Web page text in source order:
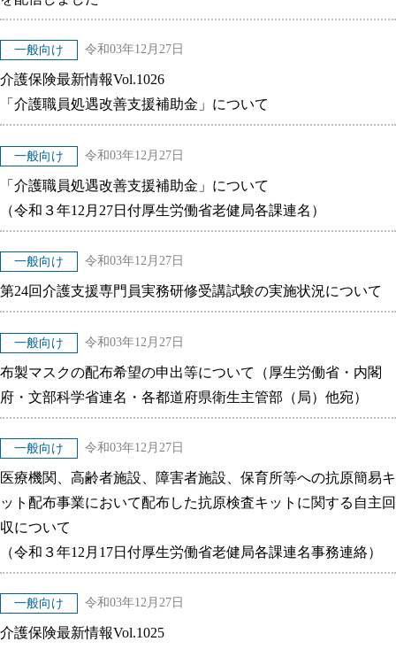
一般向け 令和03年12月27日
介護保険最新情報Vol.1026
「介護職員処遇改善支援補助金」について
一般向け 令和03年12月27日
「介護職員処遇改善支援補助金」について
（令和３年12月27日付厚生労働省老健局各課連名）
一般向け 令和03年12月27日
第24回介護支援専門員実務研修受講試験の実施状況について
一般向け 令和03年12月27日
布製マスクの配布希望の申出等について（厚生労働省・内閣
府・文部科学省連名・各都道府県衛生主管部（局）他宛）
一般向け 令和03年12月27日
医療機関、高齢者施設、障害者施設、保育所等への抗原簡易キ
ット配布事業において配布した抗原検査キットに関する自主回
収について
（令和３年12月17日付厚生労働省老健局各課連名事務連絡）
一般向け 令和03年12月27日
介護保険最新情報Vol.1025